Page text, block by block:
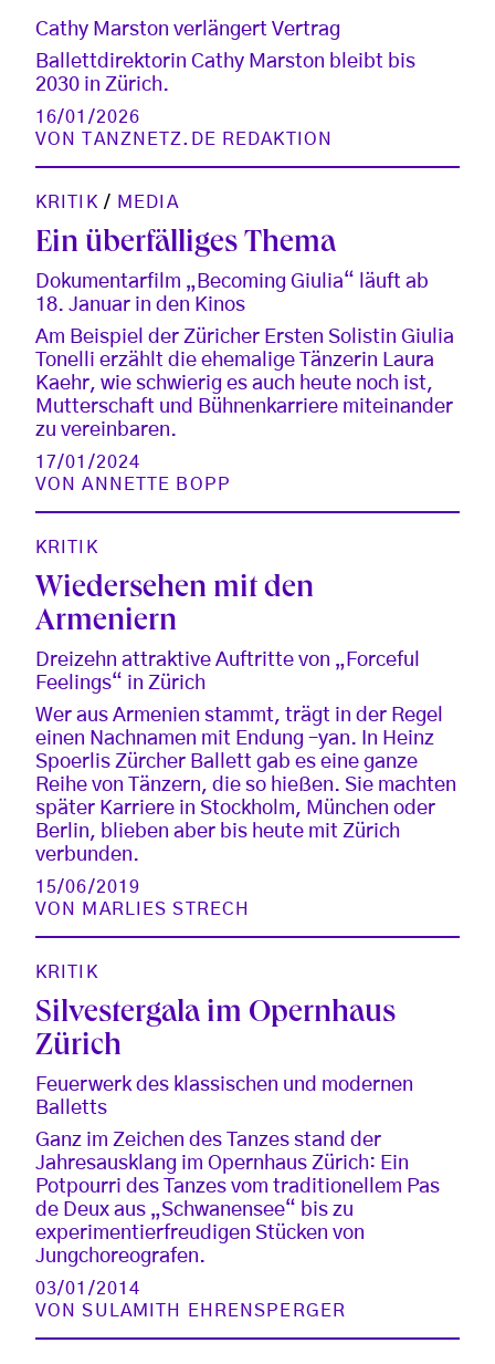
Cathy Marston verlängert Vertrag
Ballettdirektorin Cathy Marston bleibt bis
2030 in Zürich.
16/01/2026
VON
TANZNETZ.DE REDAKTION
KRITIK / MEDIA
Ein überfälliges Thema
Dokumentarfilm „Becoming Giulia“ läuft ab
18. Januar in den Kinos
Am Beispiel der Züricher Ersten Solistin Giulia
Tonelli erzählt die ehemalige Tänzerin Laura
Kaehr, wie schwierig es auch heute noch ist,
Mutterschaft und Bühnenkarriere miteinander
zu vereinbaren.
17/01/2024
VONANNETTE BOPP
KRITIK
Wiedersehen mit den
Armeniern
Dreizehn attraktive Auftritte von „Forceful
Feelings“ in Zürich
Wer aus Armenien stammt, trägt in der Regel
einen Nachnamen mit Endung –yan. In Heinz
Spoerlis Zürcher Ballett gab es eine ganze
Reihe von Tänzern, die so hießen. Sie machten
später Karriere in Stockholm, München oder
Berlin, blieben aber bis heute mit Zürich
verbunden.
15/06/2019
VON MARLIES STRECH
KRITIK
Silvestergala im Opernhaus
Zürich
Feuerwerk des klassischen und modernen
Balletts
Ganz im Zeichen des Tanzes stand der
Jahresausklang im Opernhaus Zürich: Ein
Potpourri des Tanzes vom traditionellem Pas
de Deux aus „Schwanensee“ bis zu
experimentierfreudigen Stücken von
Jungchoreografen.
03/01/2014
VONSULAMITH EHRENSPERGER